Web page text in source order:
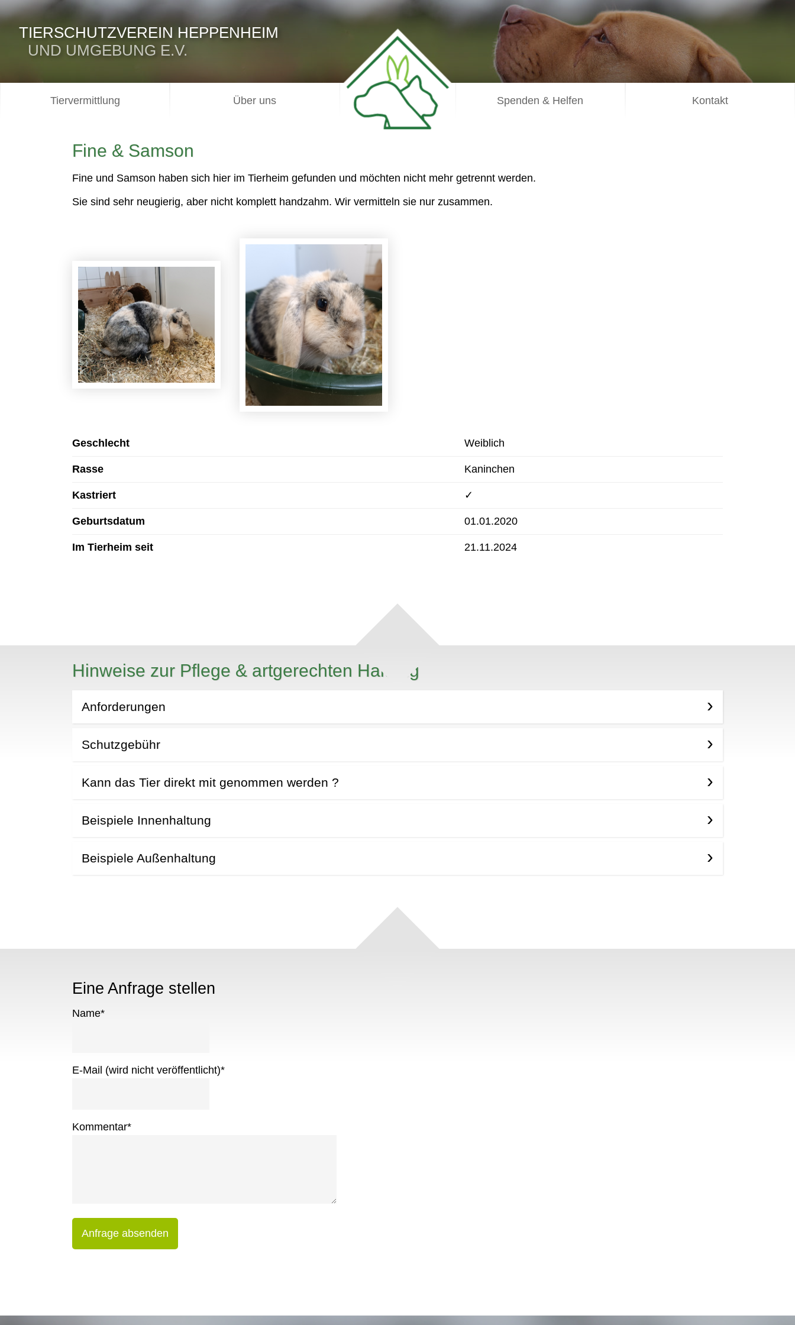
TIERSCHUTZVEREIN HEPPENHEIM
UND UMGEBUNG E.V.
Tiervermittlung Über uns Spenden & Helfen Kontakt
Fine & Samson
Fine und Samson haben sich hier im Tierheim gefunden und möchten nicht mehr getrennt werden.
Sie sind sehr neugierig, aber nicht komplett handzahm. Wir vermitteln sie nur zusammen.
Geschlecht Weiblich
Rasse Kaninchen
Kastriert ✓
Geburtsdatum 01.01.2020
Im Tierheim seit 21.11.2024
Hinweise zur Pflege & artgerechten Haltung
Anforderungen
Schutzgebühr
Kann das Tier direkt mit genommen werden ?
Beispiele Innenhaltung
Beispiele Außenhaltung
Eine Anfrage stellen
Name*
E-Mail (wird nicht veröffentlicht)*
Kommentar*
Anfrage absenden